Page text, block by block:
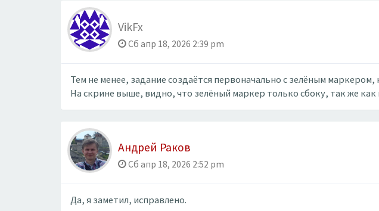
VikFx
Сб апр 18, 2026 2:39 pm
Тем не менее, задание создаётся первоначально с зелёным
На скрине выше, видно, что зелёный маркер только сбоку, так же как
Андрей Раков
Сб апр 18, 2026 2:52 pm
Да, я заметил, исправлено.